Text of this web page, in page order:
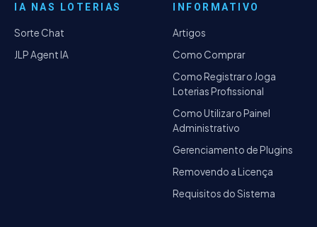
IA NAS LOTERIAS
Sorte Chat
JLP Agent IA
INFORMATIVO
Artigos
Como Comprar
Como Registrar o Joga
Loterias Profissional
Como Utilizar o Painel
Administrativo
Gerenciamento de Plugins
Removendo a Licença
Requisitos do Sistema